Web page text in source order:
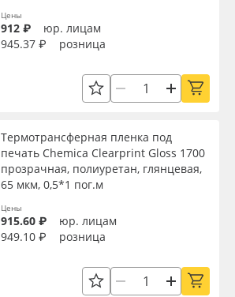
Цены
912 ₽
юр. лицам
945.37 ₽
розница
Термотрансферная пленка под
печать Chemica Clearprint Gloss 1700
прозрачная, полиуретан, глянцевая,
65 мкм, 0,5*1 пог.м
Цены
915.60 ₽
юр. лицам
949.10 ₽
розница